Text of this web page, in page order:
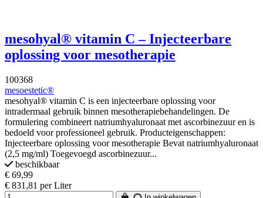
mesohyal® vitamin C – Injecteerbare
oplossing voor mesotherapie
100368
mesoestetic®
mesohyal® vitamin C is een injecteerbare oplossing voor
intradermaal gebruik binnen mesotherapiebehandelingen. De
formulering combineert natriumhyaluronaat met ascorbinezuur en is
bedoeld voor professioneel gebruik. Producteigenschappen:
Injecteerbare oplossing voor mesotherapie Bevat natriumhyaluronaat
(2,5 mg/ml) Toegevoegd ascorbinezuur...
beschikbaar
€ 69,99
€ 831,81 per Liter